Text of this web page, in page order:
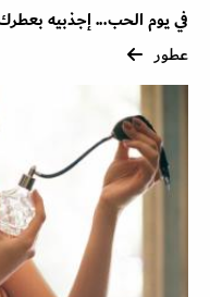
في يوم الحب... إجذبيه
عطور